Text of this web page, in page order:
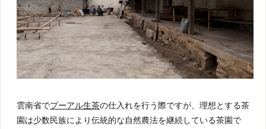
雲南省でプーアル生茶の仕入れを行う際ですが、理想とする茶
園は少数民族により伝統的な自然農法を継続している茶園で